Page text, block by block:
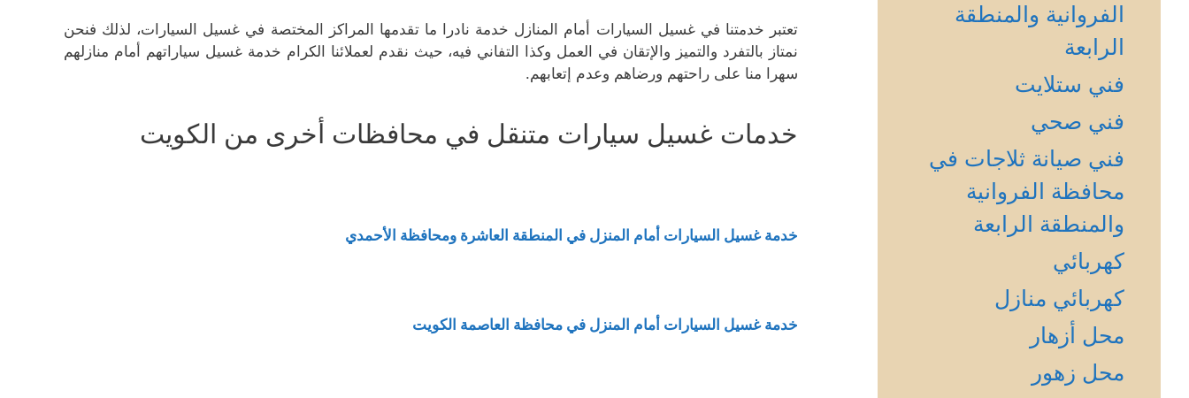
تعتبر خدمتنا في غسيل السيارات أمام المنازل خدمة نادرا ما تقدمها المراكز المختصة في غسيل السيارات، لذلك فنحن
نمتاز بالتفرد والتميز والإتقان في العمل وكذا التفاني فيه، حيث نقدم لعملائنا الكرام خدمة غسيل سياراتهم أمام منازلهم
سهرا منا على راحتهم ورضاهم وعدم إتعابهم.
خدمات غسيل سيارات متنقل في محافظات أخرى من الكويت
خدمة غسيل السيارات أمام المنزل في المنطقة العاشرة ومحافظة الأحمدي
خدمة غسيل السيارات أمام المنزل في محافظة العاصمة الكويت
الفروانية والمنطقة
الرابعة
فني ستلايت
فني صحي
فني صيانة ثلاجات في
محافظة الفروانية
والمنطقة الرابعة
كهربائي
كهربائي منازل
محل أزهار
محل زهور